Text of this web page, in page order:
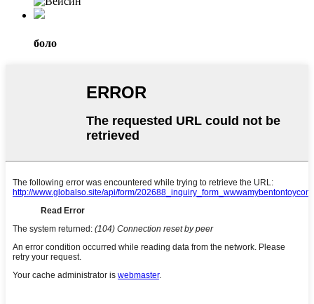
боло